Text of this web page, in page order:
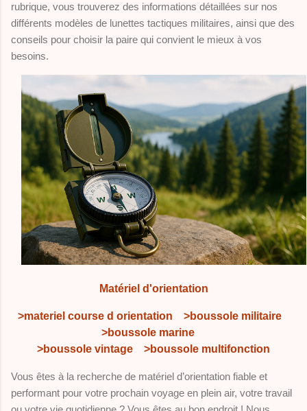
rubrique, vous trouverez des informations détaillées sur nos
différents modèles de lunettes tactiques militaires, ainsi que des
conseils pour choisir la paire qui convient le mieux à vos
besoins.
Matériel d'orientation
>materiel course d orientation
>boussole militaire
>boussole marine
>boussole vintage
>boussole multifonction
Vous êtes à la recherche de matériel d’orientation fiable et
performant pour votre prochain voyage en plein air, votre travail